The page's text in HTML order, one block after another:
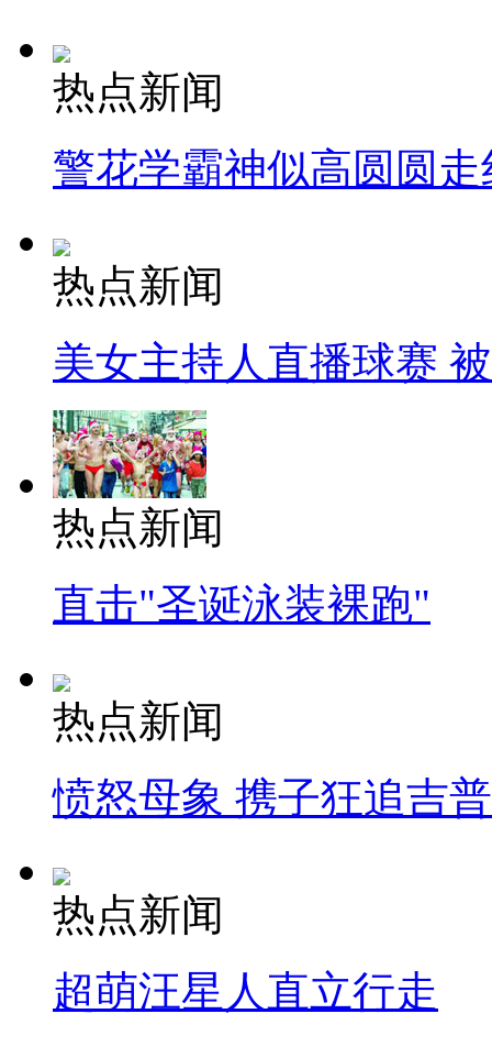
热点新闻
警花学霸神似高圆圆走
热点新闻
美女主持人直播球赛
热点新闻
直击"圣诞泳装裸跑"
热点新闻
愤怒母象 携子狂追吉
热点新闻
超萌汪星人直立行走